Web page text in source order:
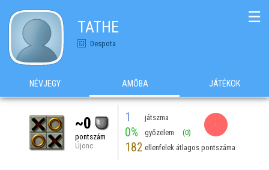
TATHE
Despota
☰
NÉVJEGY AMŐBA JÁTÉKOK
~0
pontszám
Újonc
1 játszma
0% győzelem (0)
182 ellenfelek átlagos pontszáma